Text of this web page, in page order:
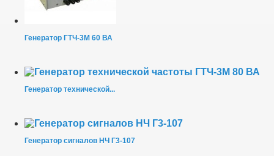
Генератор ГТЧ-3М 60 ВА
Генератор технической...
Генератор сигналов НЧ Г3-107